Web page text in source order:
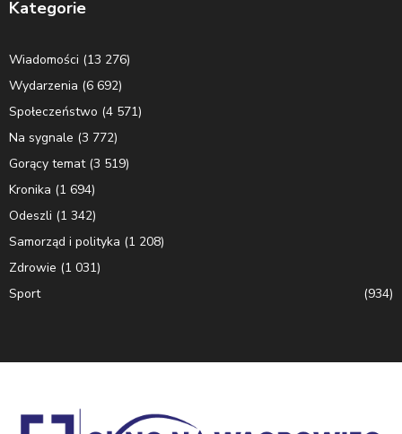
Kategorie
Wiadomości (13 276)
Wydarzenia (6 692)
Społeczeństwo (4 571)
Na sygnale (3 772)
Gorący temat(3 519)
Kronika (1 694)
Odeszli (1 342)
Samorząd i polityka (1 208)
Zdrowie (1 031)
Sport
(934)